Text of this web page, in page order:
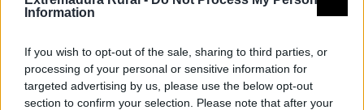
Information
If you wish to opt-out of the sale, sharing to third parties, or
processing of your personal or sensitive information for
targeted advertising by us, please use the below opt-out
section to confirm your selection. Please note that after your
Mina la Paloma
Parque Natural Tajo Internacional